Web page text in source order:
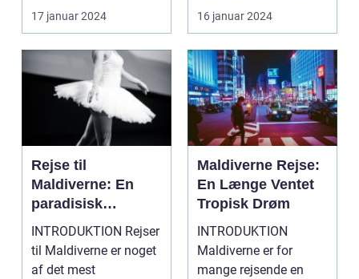
kontraster og...
17 januar 2024
og unikke oplevelser,
s...
16 januar 2024
Rejse til
Maldiverne: En
paradisisk
tilbagetrækning
for eventyrlystne
rejsende
INTRODUKTION Rejser
til Maldiverne er noget
af det mest
Maldiverne Rejse:
En Længe Ventet
Tropisk Drøm
INTRODUKTION
Maldiverne er for
mange rejsende en